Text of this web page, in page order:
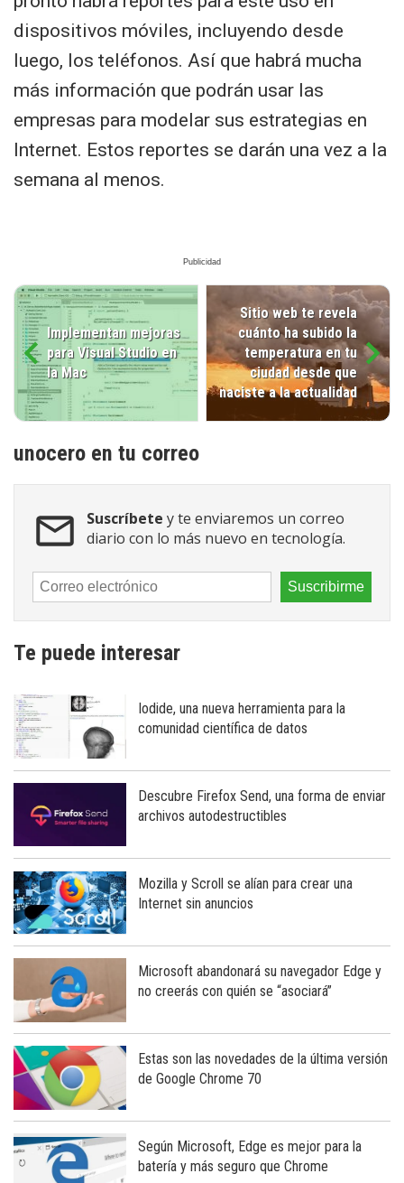
dispositivos móviles, incluyendo desde
luego, los teléfonos. Así que habrá mucha
más información que podrán usar las
empresas para modelar sus estrategias en
Internet. Estos reportes se darán una vez a la
semana al menos.
Implementan mejoras
para Visual Studio en
la Mac
Sitio web te revela
cuánto ha subido la
temperatura en tu
ciudad desde que
naciste a la actualidad
unocero en tu correo
Suscríbete y te enviaremos un correo
diario con lo más nuevo en tecnología.
Te puede interesar
Iodide, una nueva herramienta para la
comunidad científica de datos
Descubre Firefox Send, una forma de enviar
archivos autodestructibles
Mozilla y Scroll se alían para crear una
Internet sin anuncios
Microsoft abandonará su navegador Edge y
no creerás con quién se “asociará”
Estas son las novedades de la última versión
de Google Chrome 70
Según Microsoft, Edge es mejor para la
batería y más seguro que Chrome